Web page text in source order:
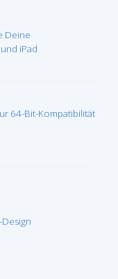
Deine
iPad
64-Bit-Kompatibilität